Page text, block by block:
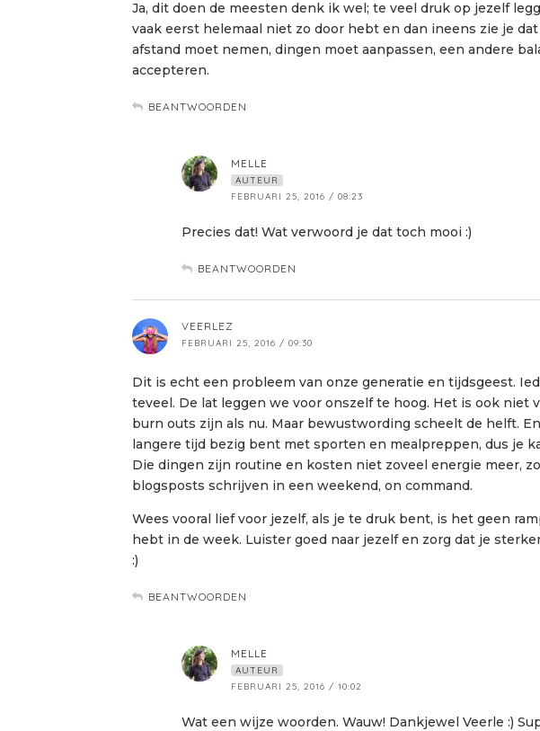
Ja, dit doen de meesten denk ik wel; te veel druk op jezelf
vaak eerst helemaal niet zo door hebt en dan ineens zie je
afstand moet nemen, dingen moet aanpassen, een andere
accepteren.
BEANTWOORDEN
MELLE
AUTEUR
FEBRUARI 25, 2016 / 08:23
Precies dat! Wat verwoord je dat toch mooi :)
BEANTWOORDEN
VEERLEZ
FEBRUARI 25, 2016 / 09:30
Dit is echt een probleem van onze generatie en tijdsgeest.
teveel. De lat leggen we voor onszelf te hoog. Het is ook niet
burn outs zijn als nu. Maar bewustwording scheelt de helft.
langere tijd bezig bent met sporten en mealpreppen, dus je
Die dingen zijn routine en kosten niet zoveel energie meer,
blogsposts schrijven in een weekend, on command.
Wees vooral lief voor jezelf, als je te druk bent, is het geen
hebt in de week. Luister goed naar jezelf en zorg dat je
:)
BEANTWOORDEN
MELLE
AUTEUR
FEBRUARI 25, 2016 / 10:02
Wat een wijze woorden. Wauw! Dankjewel Veerle :)